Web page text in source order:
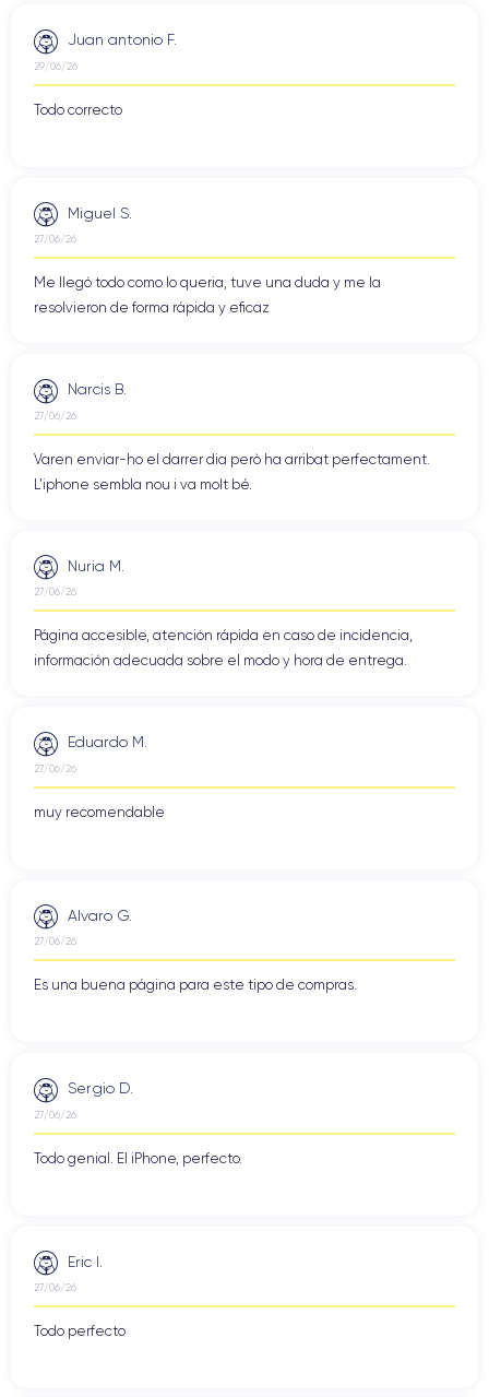
Juan antonio F.
29/06/26
Todo correcto
Miguel S.
27/06/26
Me llegó todo como lo queria, tuve una duda y me la
resolvieron de forma rápida y eficaz
Narcis B.
27/06/26
Varen enviar-ho el darrer dia però ha arribat perfectament.
L'iphone sembla nou i va molt bé.
Nuria M.
27/06/26
Página accesible, atención rápida en caso de incidencia,
información adecuada sobre el modo y hora de entrega.
Eduardo M.
27/06/26
muy recomendable
Alvaro G.
27/06/26
Es una buena página para este tipo de compras.
Sergio D.
27/06/26
Todo genial. El iPhone, perfecto.
Eric I.
27/06/26
Todo perfecto